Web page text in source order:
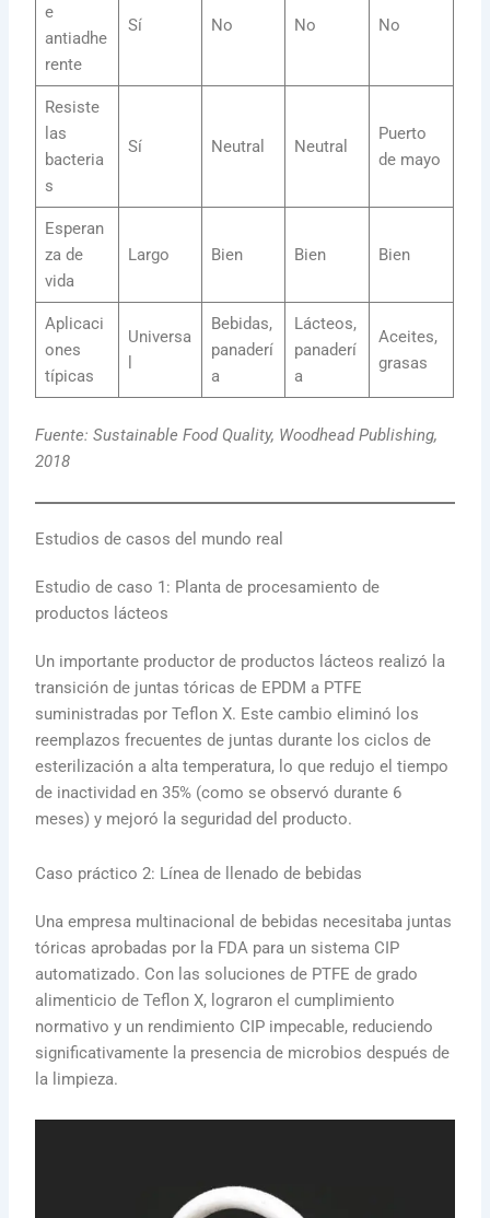
e
antiadhe
rente
Sí No No No
Resiste
las
bacteria
s
Sí Neutral Neutral
Puerto
de mayo
Esperan
za de
vida
Largo Bien Bien Bien
Aplicaci
ones
típicas
Universa
Bebidas,
panaderí
a
Lácteos,
panaderí
a
Aceites,
grasas
Fuente: Sustainable Food Quality, Woodhead Publishing,
2018
Estudios de casos del mundo real
Estudio de caso 1: Planta de procesamiento de
productos lácteos
Un importante productor de productos lácteos realizó la
transición de juntas tóricas de EPDM a PTFE
suministradas por Teflon X. Este cambio eliminó los
reemplazos frecuentes de juntas durante los ciclos de
esterilización a alta temperatura, lo que redujo el tiempo
de inactividad en 35% (como se observó durante 6
meses) y mejoró la seguridad del producto.
Caso práctico 2: Línea de llenado de bebidas
Una empresa multinacional de bebidas necesitaba juntas
tóricas aprobadas por la FDA para un sistema CIP
automatizado. Con las soluciones de PTFE de grado
alimenticio de Teflon X, lograron el cumplimiento
normativo y un rendimiento CIP impecable, reduciendo
significativamente la presencia de microbios después de
la limpieza.